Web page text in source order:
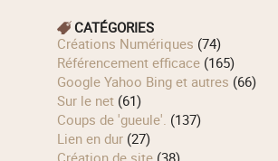
CATÉGORIES
Créations Numériques (74)
Référencement efficace(165)
Google Yahoo Bing et autres (66)
Sur le net(61)
Coups de 'gueule'. (137)
Lien en dur(27)